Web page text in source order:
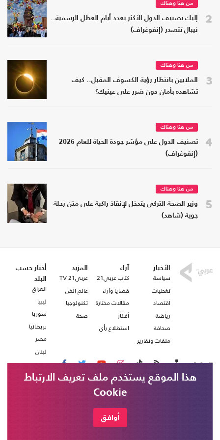
2
من هنا وهناك
إليك تصنيف الدول الأكثر بعدد أيام العطل الرسمية..
نيبال تتصدر (إنفوغراف)
3
من هنا وهناك
الملايين بانتظار رؤية الكسوف المقبل.. كيف
تشاهده بأمان دون ضرر على عينيك؟
4
من هنا وهناك
تصنيف الدول على مؤشر جودة الحياة للعام 2026
(إنفوغراف)
5
من هنا وهناك
وزير الصحة التركي يتدخل لإنقاذ راكبة على متن رحلة
جوية (شاهد)
الأخبار
سياسة
تغطيات
اقتصاد
رياضة
صحافة
ملفات وتقارير
آراء
كتاب عربي21
قضايا وآراء
مقالات مختارة
أفكار
استطلاع رأي
المزيد
عربي21 TV
عالم الفن
تكنولوجيا
صحة
أخبار حسب
البلد
العراق
ليبيا
سوريا
بريطانيا
مصر
لبنان
تابعنا على
هذا الموقع يستخدم ملف تعريف الارتباط
Cookie
أوافق